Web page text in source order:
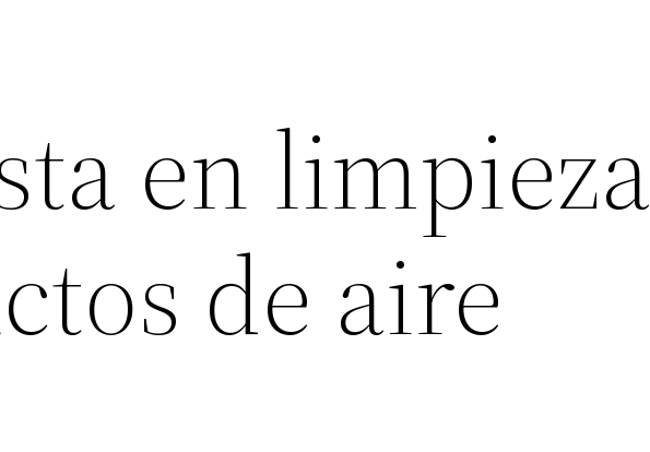
en limpieza
de aire